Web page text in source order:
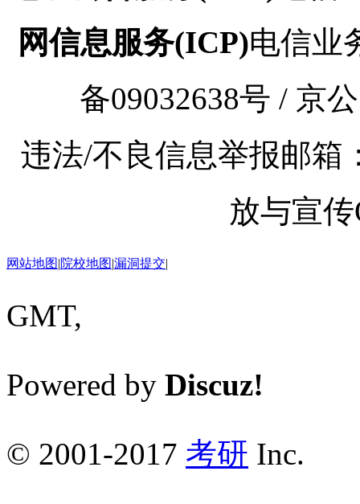
网信息服务(ICP)电信业
备09032638号 / 京
违法/不良信息举报邮箱
放与宣传
网站地图|院校地图|漏洞提交|
GMT,
Powered by Discuz!
© 2001-2017 考研 Inc.